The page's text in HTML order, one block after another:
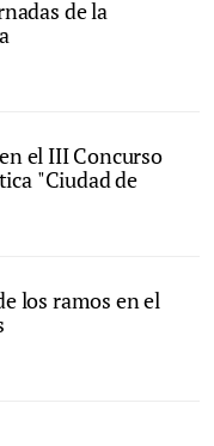
de la
el III Concurso
"Ciudad de
los ramos en el